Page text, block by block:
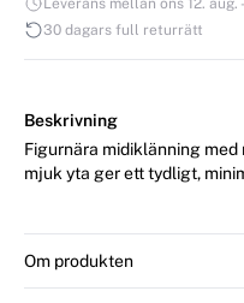
30 dagars full returrätt
Beskrivning
Figurnära midiklänning
mjuk yta ger ett tydligt,
Om produkten